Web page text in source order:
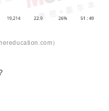
）